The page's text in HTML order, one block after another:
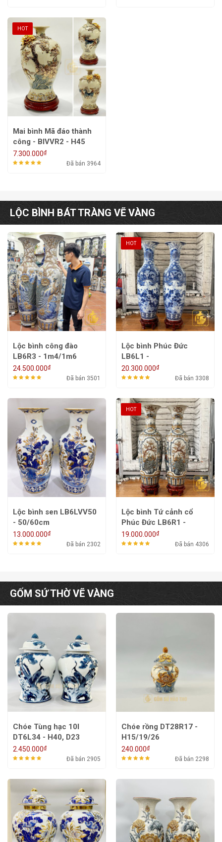
HOT
Mai bình Mã đáo thành
công - BIVVR2 - H45
7.300.000₫
Đã bán 3964
LỘC BÌNH BÁT TRÀNG VẼ VÀNG
Lộc bình công đào
LB6R3 - 1m4/1m6
24.500.000₫
Đã bán 3501
HOT
Lộc bình Phúc Đức
LB6L1 -
1m2/1m4/1m5/1m6
20.300.000₫
Đã bán 3308
Lộc bình sen LB6LVV50
- 50/60cm
13.000.000₫
Đã bán 2302
HOT
Lộc bình Tứ cảnh cổ
Phúc Đức LB6R1 -
1m2/1m4/1m6
19.000.000₫
Đã bán 4306
GỐM SỨ THỜ VẼ VÀNG
Chóe Tùng hạc 10l
DT6L34 - H40, D23
2.450.000₫
Đã bán 2905
Chóe rồng DT28R17 -
H15/19/26
240.000₫
Đã bán 2298